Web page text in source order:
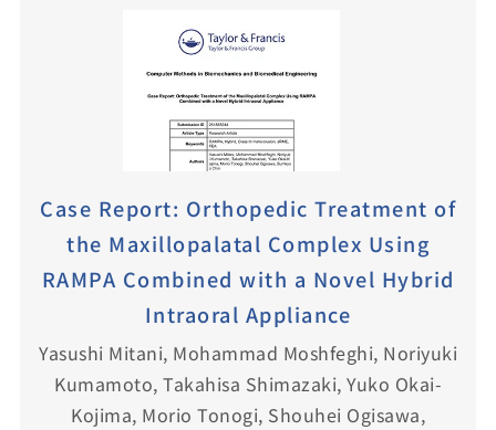
Case Report: Orthopedic Treatment of
the Maxillopalatal Complex Using
RAMPA Combined with a Novel Hybrid
Intraoral Appliance
Yasushi Mitani, Mohammad Moshfeghi, Noriyuki
Kumamoto, Takahisa Shimazaki, Yuko Okai-
Kojima, Morio Tonogi, Shouhei Ogisawa,